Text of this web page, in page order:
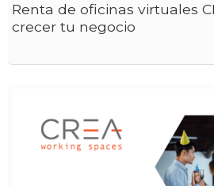
Renta de oficinas virtuales
crecer tu negocio